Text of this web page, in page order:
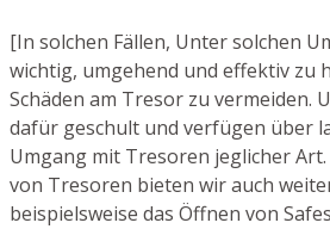
[In solchen Fällen, Unter solchen
wichtig, umgehend und effektiv zu
Schäden am Tresor zu vermeiden.
dafür geschult und verfügen über
Umgang mit Tresoren jeglicher
von Tresoren bieten wir auch
beispielsweise das Öffnen von